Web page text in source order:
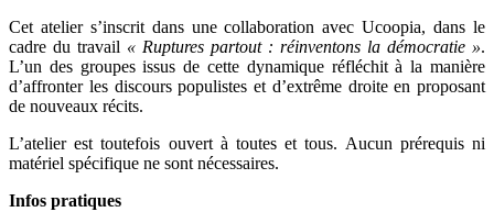
Cet atelier s’inscrit dans une collaboration avec Ucoopia, dans le
cadre du travail « Ruptures partout : réinventons la démocratie ».
L’un des groupes issus de cette dynamique réfléchit à la manière
d’affronter les discours populistes et d’extrême droite en proposant
de nouveaux récits.
L’atelier est toutefois ouvert à toutes et tous. Aucun prérequis ni
matériel spécifique ne sont nécessaires.
Infos pratiques